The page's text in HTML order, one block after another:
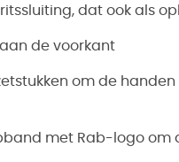
dat ook als
aan de voorkant
om de
met Rab-logo om